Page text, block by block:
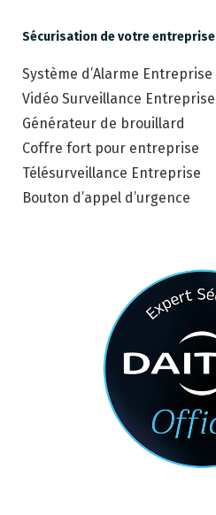
Sécurisation de votre entreprise
Système d’Alarme Entreprise
Vidéo Surveillance Entreprise
Générateur de brouillard
Coffre fort pour entreprise
Télésurveillance Entreprise
Bouton d’appel d’urgence